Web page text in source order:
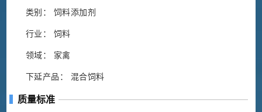
类别： 饲料添加剂
行业： 饲料
领域： 家禽
下延产品： 混合饲料
质量标准